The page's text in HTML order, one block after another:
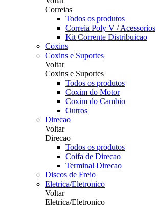
Correias
Todos os produtos
Correia Poly V / Acessorios
Kit Corrente Distribuicao
Coxins
Coxins e Suportes
Voltar
Coxins e Suportes
Todos os produtos
Coxim do Motor
Coxim do Cambio
Outros
Direcao
Voltar
Direcao
Todos os produtos
Coifa de Direcao
Terminal Direcao
Discos de Freio
Eletrica/Eletronico
Voltar
Eletrica/Eletronico